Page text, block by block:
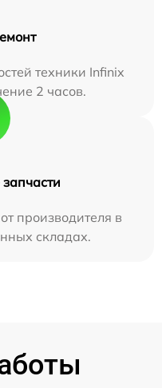
техники Infinix
2 часов.
производителя в
складах.